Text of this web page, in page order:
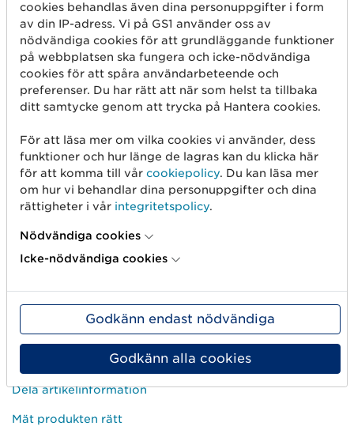
Frukt & Grönt
Hälso & Sjukvård
Marknadsplatser
Teknisk Industri
Transport & Logistik
Skapa streckkod
Använd GLN
Sälj på marknadsplatser
Dela artikelinformation
Mät produkten rätt
cookies behandlas även dina personuppgifter i form
av din IP-adress. Vi på GS1 använder oss av
nödvändiga cookies för att grundläggande funktioner
på webbplatsen ska fungera och icke-nödvändiga
cookies för att spåra användarbeteende och
preferenser. Du har rätt att när som helst ta tillbaka
ditt samtycke genom att trycka på Hantera cookies.
För att läsa mer om vilka cookies vi använder, dess
funktioner och hur länge de lagras kan du klicka här
för att komma till vår cookiepolicy. Du kan läsa mer
om hur vi behandlar dina personuppgifter och dina
rättigheter i vår integritetspolicy.
Nödvändiga cookies
Icke-nödvändiga cookies
Godkänn endast nödvändiga
Godkänn alla cookies